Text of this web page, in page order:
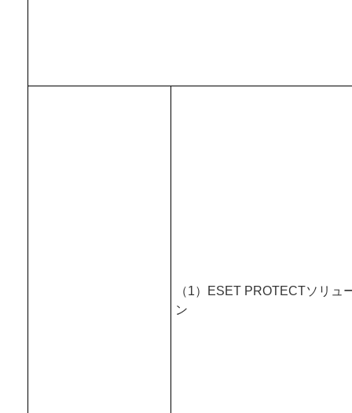
（1）ESET PROTECTソリュ
ン